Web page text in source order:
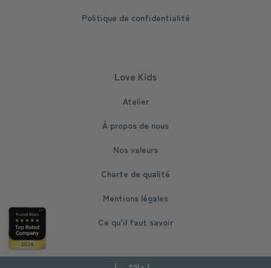
Politique de confidentialité
Love Kids
Atelier
À propos de nous
Nos valeurs
Charte de qualité
Mentions légales
Ce qu'il faut savoir